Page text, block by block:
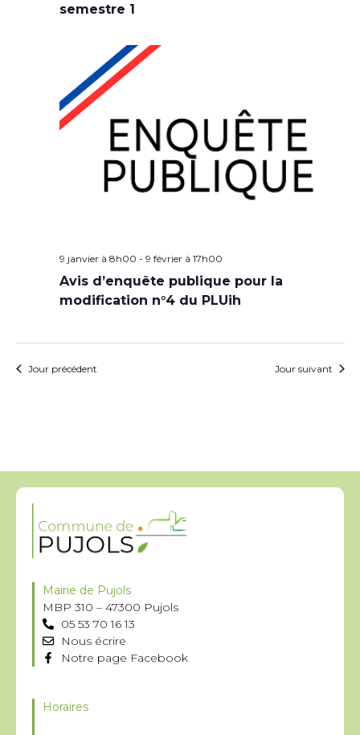
semestre 1
9 janvier à 8h00 - 9 février à 17h00
Avis d’enquête publique pour la
modification n°4 du PLUih
Jour précédent Jour suivant
Mairie de Pujols
MBP 310 – 47300 Pujols
05 53 70 16 13
Nous écrire
Notre page Facebook
Horaires